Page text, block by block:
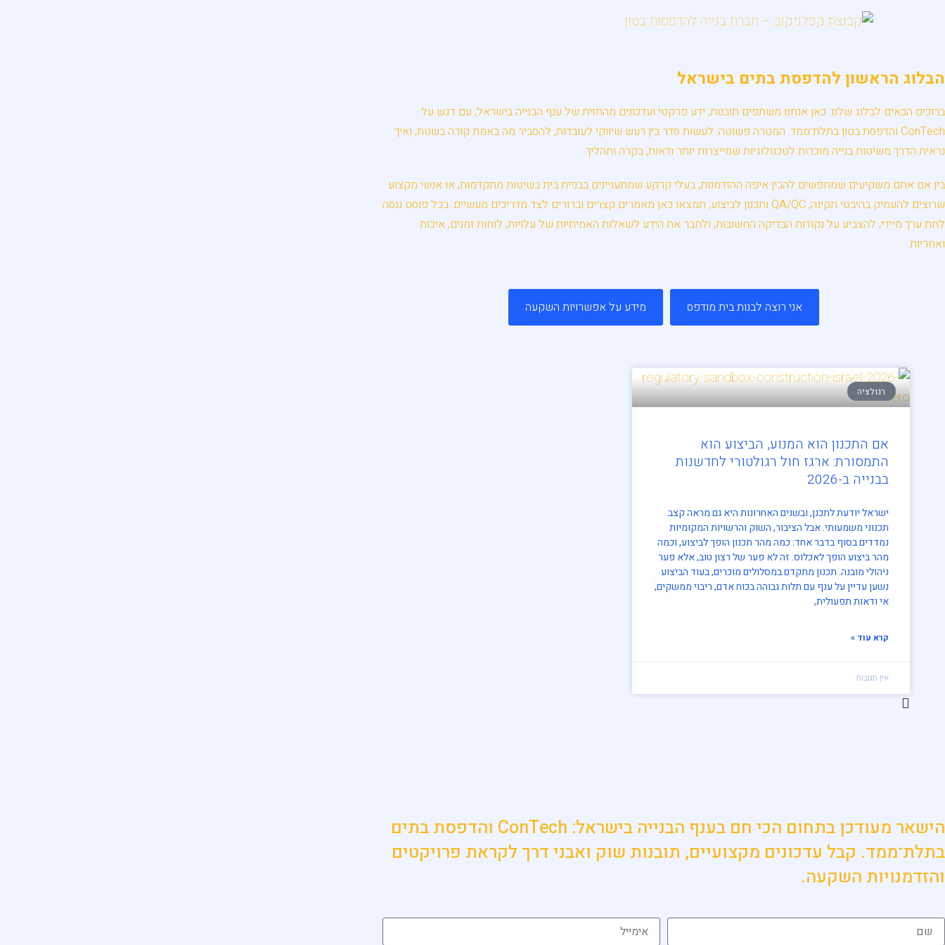
הבלוג הראשון להדפסת בתים בישראל
ברוכים הבאים לבלוג שלנו. כאן אנחנו משתפים תובנות, ידע פרקטי ועדכונים מהחזית של ענף הבנייה בישראל, עם דגש על
ConTech והדפסת בטון בתלת־ממד. המטרה פשוטה: לעשות סדר בין רעש שיווקי לעובדות, להסביר מה באמת קורה בשטח, ואיך
נראית הדרך משיטות בנייה מוכרות לטכנולוגיות שמייצרות יותר ודאות, בקרה ותהליך.
בין אם אתם משקיעים שמחפשים להבין איפה ההזדמנות, בעלי קרקע שמתעניינים בבניית בית בשיטות מתקדמות, או אנשי מקצוע
שרוצים להעמיק בהיבטי תקינה, QA/QC ותכנון לביצוע, תמצאו כאן מאמרים קצרים וברורים לצד מדריכים מעשיים. בכל פוסט ננסה
לתת ערך מיידי, להצביע על נקודות הבדיקה החשובות, ולחבר את הידע לשאלות האמיתיות של עלויות, לוחות זמנים, איכות
ואחריות.
אני רוצה לבנות בית מודפס מידע על אפשרויות השקעה
רגולציה
אם התכנון הוא המנוע, הביצוע הוא
התמסורת: ארגז חול רגולטורי לחדשנות
בבנייה ב-2026
ישראל יודעת לתכנן, ובשנים האחרונות היא גם מראה קצב
תכנוני משמעותי. אבל הציבור, השוק והרשויות המקומיות
נמדדים בסוף בדבר אחד: כמה מהר תכנון הופך לביצוע, וכמה
מהר ביצוע הופך לאכלוס. זה לא פער של רצון טוב, אלא פער
ניהולי מובנה. תכנון מתקדם במסלולים מוכרים, בעוד הביצוע
נשען עדיין על ענף עם תלות גבוהה בכוח אדם, ריבוי ממשקים,
אי ודאות תפעולית,
קרא עוד »
אין תגובות
הישאר מעודכן בתחום הכי חם בענף הבנייה בישראל: ConTech והדפסת בתים
בתלת־ממד. קבל עדכונים מקצועיים, תובנות שוק ואבני דרך לקראת פרויקטים
והזדמנויות השקעה.